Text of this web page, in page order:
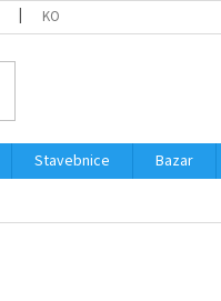
KONTAKTY
Stavebnice Bazar